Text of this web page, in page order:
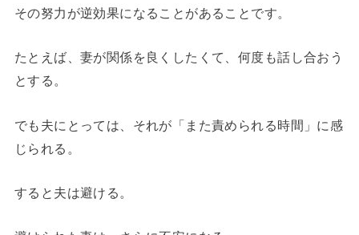
その努力が逆効果になることがあることです。
たとえば、妻が関係を良くしたくて、何度も話し合おう
とする。
でも夫にとっては、それが「また責められる時間」に感
じられる。
すると夫は避ける。